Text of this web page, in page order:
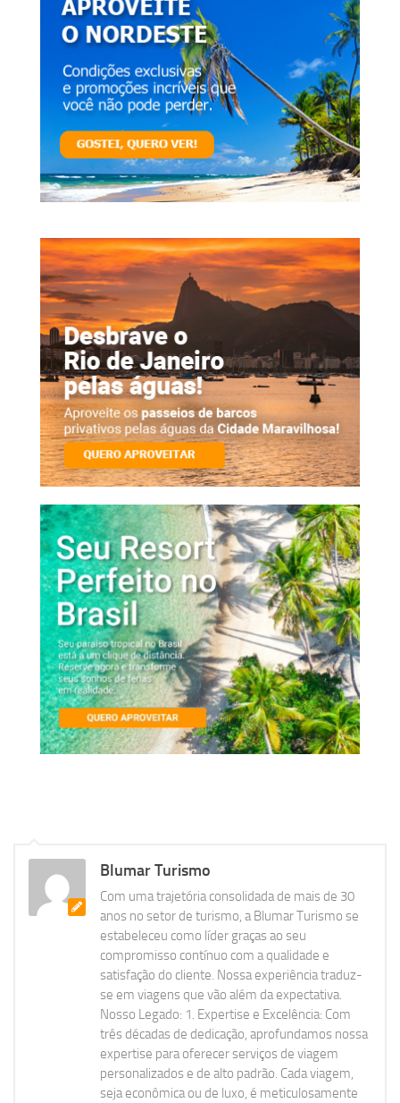
Blumar Turismo
Com uma trajetória consolidada de mais de 30
anos no setor de turismo, a Blumar Turismo se
estabeleceu como líder graças ao seu
compromisso contínuo com a qualidade e
satisfação do cliente. Nossa experiência traduz-
se em viagens que vão além da expectativa.
Nosso Legado: 1. Expertise e Excelência: Com
três décadas de dedicação, aprofundamos nossa
expertise para oferecer serviços de viagem
personalizados e de alto padrão. Cada viagem,
seja econômica ou de luxo, é meticulosamente